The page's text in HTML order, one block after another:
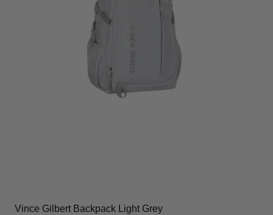
Vince Gilbert Backpack Light Grey